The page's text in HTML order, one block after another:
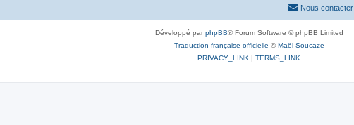
Nous contacter
Développé parphpBB® Forum Software © phpBB Limited
Traduction française officielle ©Maël Soucaze
PRIVACY_LINK | TERMS_LINK